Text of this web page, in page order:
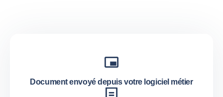
Document envoyé depuis votre logiciel métier